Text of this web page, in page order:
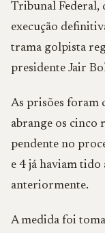
Tribunal Federal,
execução
trama golpista
presidente Jair
As prisões foram
abrange os cinco
pendente no
e 4 já haviam tido
anteriormente.
A medida foi